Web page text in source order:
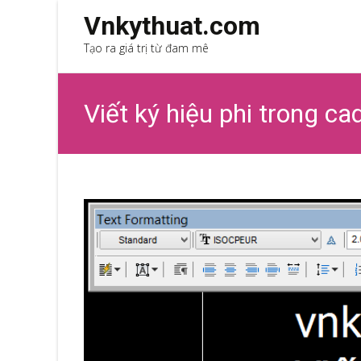
Vnkythuat.com
Tạo ra giá trị từ đam mê
Viết ký hiệu phi trong